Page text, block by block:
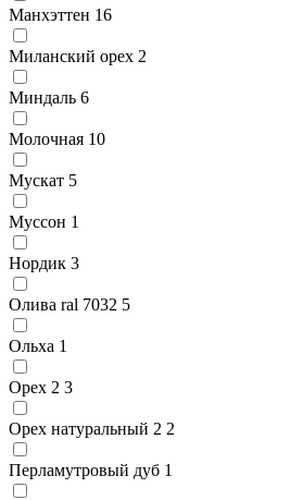
Манхэттен 16
Миланский орех 2
Миндаль 6
Молочная 10
Мускат 5
Муссон 1
Нордик 3
Олива ral 7032 5
Ольха 1
Орех 2 3
Орех натуральный 2 2
Перламутровый дуб 1